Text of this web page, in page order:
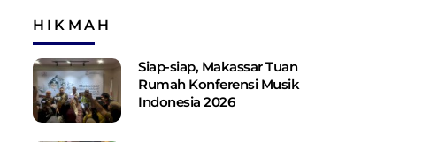
HIKMAH
Siap-siap, Makassar Tuan
Rumah Konferensi Musik
Indonesia 2026